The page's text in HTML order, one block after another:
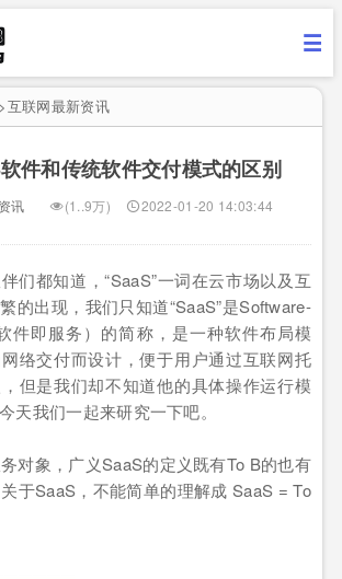
>互联网最新资讯
件和传统软件交付模式的区别
讯 (1..9万) 2022-01-20 14:03:44
们都知道，“SaaS”一词在云市场以及互
的出现，我们只知道“SaaS”是Software-
件即服务）的简称，是一种软件布局模
络交付而设计，便于用户通过互联网托
但是我们却不知道他的具体操作运行模
天我们一起来研究一下吧。
对象，广义SaaS的定义既有To B的也有
于SaaS，不能简单的理解成 SaaS = To